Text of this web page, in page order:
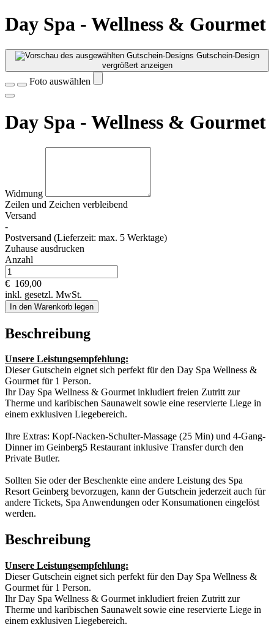
Day Spa - Wellness & Gourmet
Gutschein-Design
vergrößert anzeigen
Foto auswählen
Day Spa - Wellness & Gourmet
Widmung
Zeilen und Zeichen verbleibend
Versand
-
Postversand (Lieferzeit: max. 5 Werktage)
Zuhause ausdrucken
Anzahl
€ 169,00
inkl. gesetzl. MwSt.
In den Warenkorb legen
Beschreibung
Unsere Leistungsempfehlung:
Dieser Gutschein eignet sich perfekt für den Day Spa Wellness &
Gourmet für 1 Person.
Ihr Day Spa Wellness & Gourmet inkludiert freien Zutritt zur
Therme und karibischen Saunawelt sowie eine reservierte Liege in
einem exklusiven Liegebereich.
Ihre Extras: Kopf-Nacken-Schulter-Massage (25 Min) und 4-Gang-
Dinner im Geinberg5 Restaurant inklusive Transfer durch den
Private Butler.
Sollten Sie oder der Beschenkte eine andere Leistung des Spa
Resort Geinberg bevorzugen, kann der Gutschein jederzeit auch für
andere Tickets, Spa Anwendungen oder Konsumationen eingelöst
werden.
Beschreibung
Unsere Leistungsempfehlung:
Dieser Gutschein eignet sich perfekt für den Day Spa Wellness &
Gourmet für 1 Person.
Ihr Day Spa Wellness & Gourmet inkludiert freien Zutritt zur
Therme und karibischen Saunawelt sowie eine reservierte Liege in
einem exklusiven Liegebereich.